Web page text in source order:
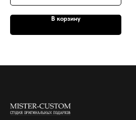
В корзину